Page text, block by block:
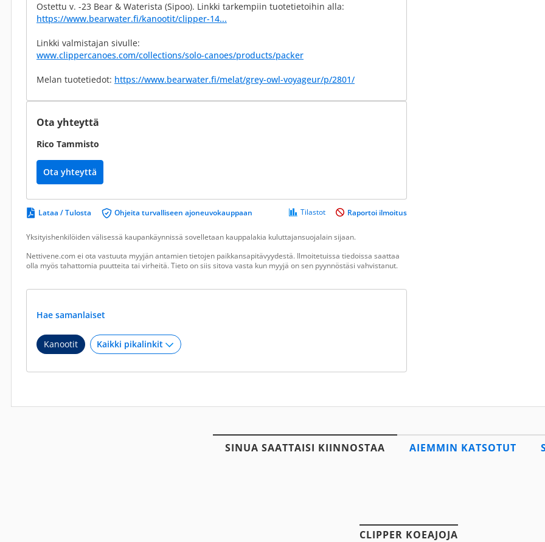
Ostettu v. -23 Bear & Waterista (Sipoo). Linkki tarkempiin tuotetietoihin alla:
https://www.bearwater.fi/kanootit/clipper-14...
Linkki valmistajan sivulle:
www.clippercanoes.com/collections/solo-canoes/products/packer
Melan tuotetiedot: https://www.bearwater.fi/melat/grey-owl-voyageur/p/2801/
Ota yhteyttä
Rico Tammisto
Ota yhteyttä
Lataa / Tulosta Ohjeita turvalliseen ajoneuvokauppaan Tilastot Raportoi ilmoitus
Yksityishenkilöiden välisessä kaupankäynnissä sovelletaan kauppalakia kuluttajansuojalain sijaan.
Nettivene.com ei ota vastuuta myyjän antamien tietojen paikkansapitävyydestä. Ilmoitetuissa tiedoissa saattaa
olla myös tahattomia puutteita tai virheitä. Tieto on siis sitova vasta kun myyjä on sen pyynnöstäsi vahvistanut.
Hae samanlaiset
Kanootit
SINUA SAATTAISI KIINNOSTAA AIEMMIN KATSOTUT
CLIPPER KOEAJOJA